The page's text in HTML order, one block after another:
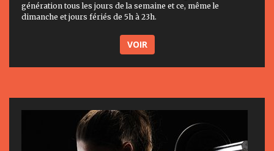
génération tous les jours de la semaine et ce, même le
dimanche et jours fériés de 5h à 23h.
VOIR